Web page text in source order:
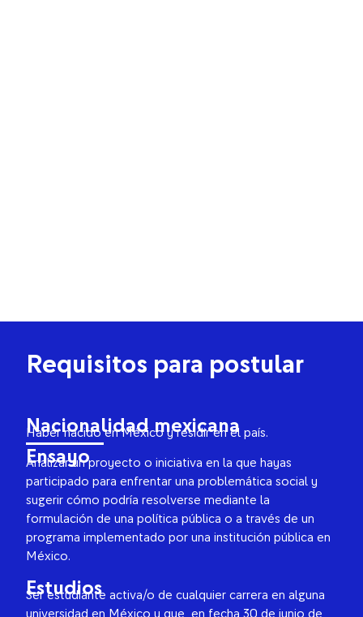
Requisitos para postular
Nacionalidad mexicana
Haber nacido en México y residir en el país.
Ensayo
Analizar un proyecto o iniciativa en la que hayas
participado para enfrentar una problemática social y
sugerir cómo podría resolverse mediante la
formulación de una política pública o a través de un
programa implementado por una institución pública en
México.
Estudios
Ser estudiante activa/o de cualquier carrera en alguna
universidad en México y que, en fecha 30 de junio de